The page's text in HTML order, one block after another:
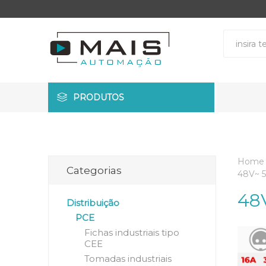
PRODUTOS
Home
48V~
Categorias
Distribuição
PCE
Fichas industriais tipo
CEE
Tomadas industriais